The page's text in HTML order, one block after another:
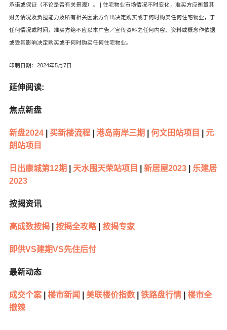
承诺或保证（不论是否有关景观）。 | 住宅物业市场情况不时变化，准买方应衡量其
财务情况及负担能力及所有相关因素方作出决定购买或于何时购买任何住宅物业，于
任何情况或时间，准买方绝不应以本广告／宣传资料之任何内容、资料或概念作依据
或受其影响决定购买或于何时购买任何住宅物业。
印制日期：2024年5月7日
延伸阅读:
焦点新盘
新盘2024| 买新楼流程| 港岛南岸三期 何文田站项目
元
朗站项目
日出康城第12期 天水围天荣站项目 新居屋2023|
乐建居
2023
按揭资讯
高成数按揭| 按揭全攻略| 按揭专家
即供VS建期VS先住后付
最新动态
成交个案| 楼市新闻 美联楼价指数| 铁路盘行情|
楼市全
撤辣